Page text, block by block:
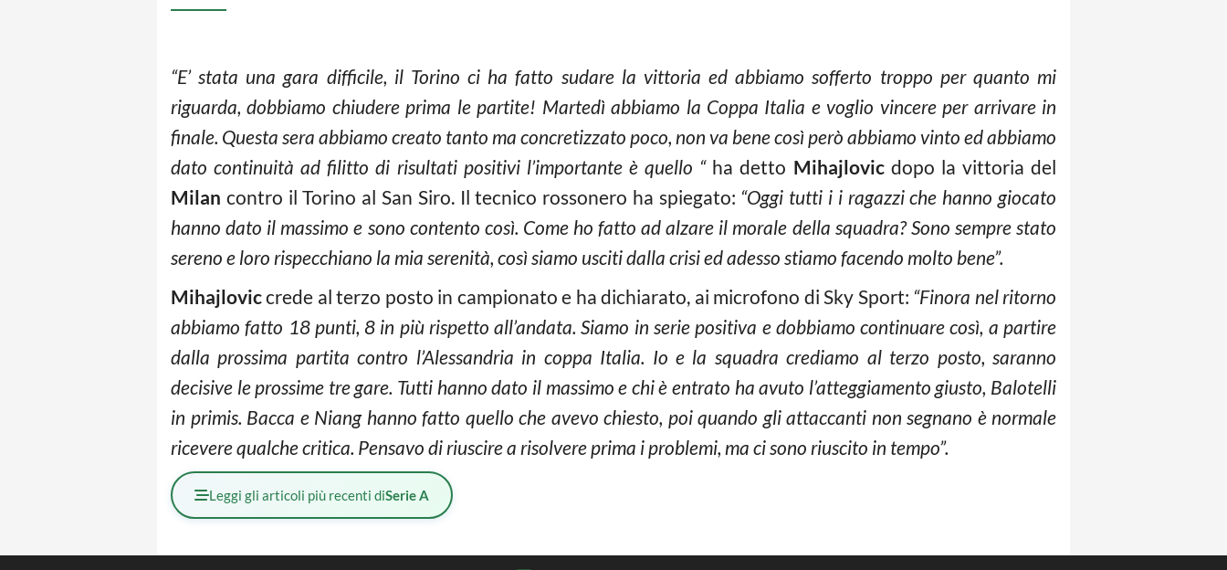
“E’ stata una gara difficile, il Torino ci ha fatto sudare la vittoria ed abbiamo sofferto troppo per quanto mi
riguarda, dobbiamo chiudere prima le partite! Martedì abbiamo la Coppa Italia e voglio vincere per arrivare in
finale. Questa sera abbiamo creato tanto ma concretizzato poco, non va bene così però abbiamo vinto ed abbiamo
dato continuità ad filitto di risultati positivi l’importante è quello “ha detto Mihajlovicdopo la vittoria del
Milan contro il Torino al San Siro. Il tecnico rossonero ha spiegato: “Oggi tutti i i ragazzi che hanno giocato
hanno dato il massimo e sono contento così. Come ho fatto ad alzare il morale della squadra? Sono sempre stato
sereno e loro rispecchiano la mia serenità, così siamo usciti dalla crisi ed adesso stiamo facendo molto bene”.
Mihajloviccrede al terzo posto in campionato e ha dichiarato, ai microfono di Sky Sport: “Finora nel ritorno
abbiamo fatto 18 punti, 8 in più rispetto all’andata. Siamo in serie positiva e dobbiamo continuare così, a partire
dalla prossima partita contro l’Alessandria in coppa Italia. Io e la squadra crediamo al terzo posto, saranno
decisive le prossime tre gare. Tutti hanno dato il massimo e chi è entrato ha avuto l’atteggiamento giusto, Balotelli
in primis. Bacca e Niang hanno fatto quello che avevo chiesto, poi quando gli attaccanti non segnano è normale
ricevere qualche critica. Pensavo di riuscire a risolvere prima i problemi, ma ci sono riuscito in tempo”.
Leggi gli articoli più recenti diSerie A